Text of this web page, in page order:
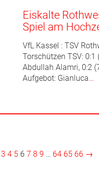
Eiskalte
Spiel am
VfL Kassel : TSV
Torschützen TSV: 0:1
Abdullah Alamri, 0:2
Aufgebot: Gianluca…
3 4 5 6 7 8 9 … 64 65 66 →